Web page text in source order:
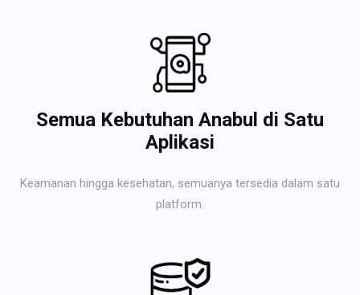
Semua Kebutuhan Anabul di Satu
Aplikasi
Keamanan hingga kesehatan, semuanya tersedia dalam satu
platform.